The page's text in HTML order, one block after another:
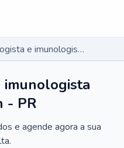
Alergologista e imunologista em Piên - PR
- PR
e agende agora a sua